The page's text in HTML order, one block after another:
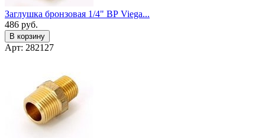
Заглушка бронзовая 1/4" ВР Viega...
486 руб.
В корзину
Арт: 282127